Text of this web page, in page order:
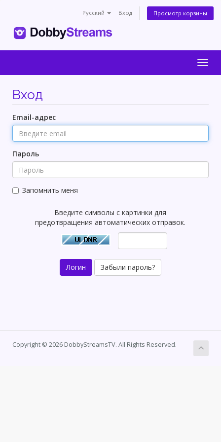
Русский Вход Просмотр корзины
Вход
Email-адрес
Пароль
Запомнить меня
Введите символы с картинки для
предотвращения автоматических отправок.
Забыли пароль?
Copyright © 2026 DobbyStreamsTV. All Rights Reserved.